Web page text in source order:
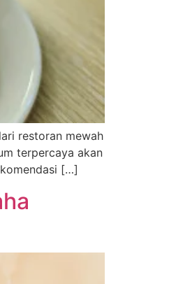
restoran mewah
terpercaya akan
[…]